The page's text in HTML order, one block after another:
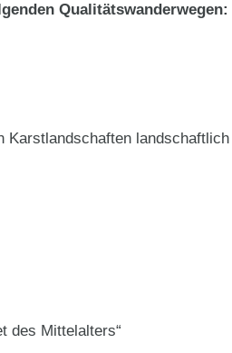
Qualitätswanderwegen:
des Mittelalters“